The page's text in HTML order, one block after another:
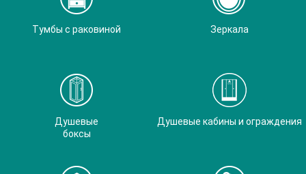
Тумбы с раковиной Зеркала
Душевые
боксы
Душевые кабины и ограждения